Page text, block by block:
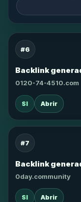
#6
Backlink
0120-74-4510.com
SI Abrir
#7
Backlink
0day.community
SI Abrir